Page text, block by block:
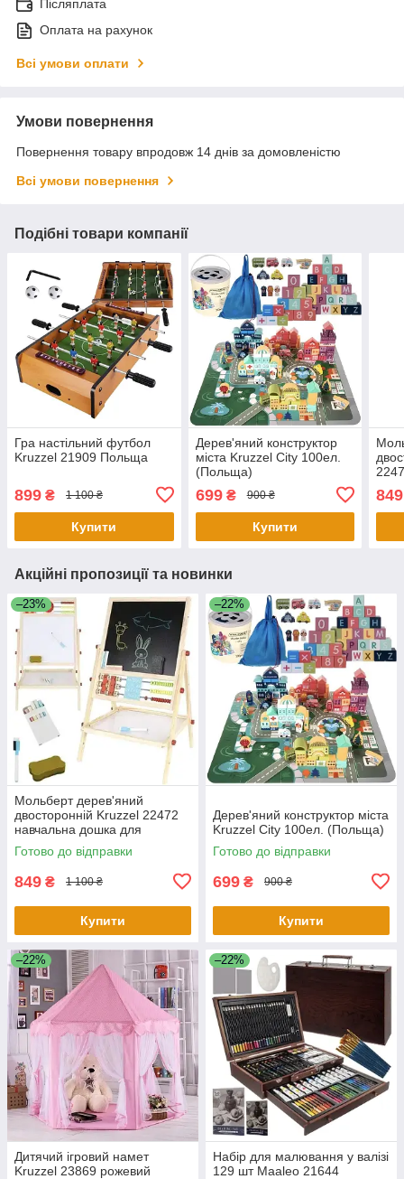
Післяплата
Оплата на рахунок
Всі умови оплати
Умови повернення
Повернення товару впродовж 14 днів за домовленістю
Всі умови повернення
Подібні товари компанії
Гра настільний футбол
Kruzzel 21909 Польща
899 ₴ 1 100 ₴
Купити
Дерев'яний конструктор
міста Kruzzel City 100ел.
(Польща)
699₴ 900 ₴
Купити
849
Акційні пропозиції та новинки
–23%
Мольберт дерев'яний
двосторонній Kruzzel 22472
навчальна дошка для
малювання
Готово до відправки
849 ₴ 1 100 ₴
Купити
–22%
Дерев'яний конструктор міста
Kruzzel City 100ел. (Польща)
Готово до відправки
699 ₴ 900 ₴
Купити
–22%
Дитячий ігровий намет
Kruzzel 23869 рожевий
–22%
Набір для малювання у валізі
129 шт Maaleo 21644